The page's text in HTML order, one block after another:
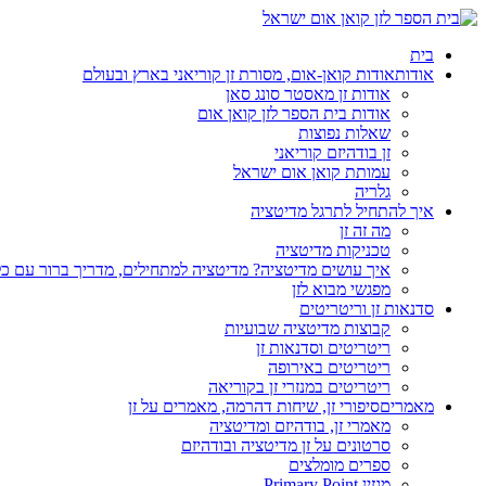
בית
אודותאודות קואן-אום, מסורת זן קוריאני בארץ ובעולם
אודות זן מאסטר סונג סאן
אודות בית הספר לזן קואן אום
שאלות נפוצות
זן בודהיזם קוריאני
עמותת קואן אום ישראל
גלריה
איך להתחיל לתרגל מדיטציה
מה זה זן
טכניקות מדיטציה
איך עושים מדיטציה? מדיטציה למתחילים, מדריך ברור עם
מפגשי מבוא לזן
סדנאות זן וריטריטים
קבוצות מדיטציה שבועיות
ריטריטים וסדנאות זן
ריטריטים באירופה
ריטריטים במנזרי זן בקוריאה
מאמריםסיפורי זן, שיחות דהרמה, מאמרים על זן
מאמרי זן, בודהיזם ומדיטציה
סרטונים על זן מדיטציה ובודהיזם
ספרים מומלצים